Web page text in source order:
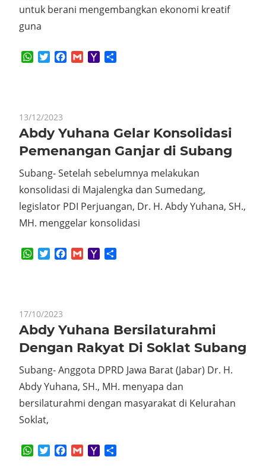
untuk berani mengembangkan ekonomi kreatif
guna
WhatsApp
TwitterFacebook
GmailYahoo
13/12/2023
Abdy Yuhana Gelar Konsolidasi
Pemenangan Ganjar di Subang
Subang- Setelah sebelumnya melakukan
konsolidasi di Majalengka dan Sumedang,
legislator PDI Perjuangan, Dr. H. Abdy Yuhana, SH.,
MH. menggelar konsolidasi
WhatsApp
TwitterFacebook
GmailYahoo
17/10/2023
Abdy Yuhana Bersilaturahmi
Dengan Rakyat Di Soklat Subang
Subang- Anggota DPRD Jawa Barat (Jabar) Dr. H.
Abdy Yuhana, SH., MH. menyapa dan
bersilaturahmi dengan masyarakat di Kelurahan
Soklat,
WhatsApp
TwitterFacebook
GmailYahoo